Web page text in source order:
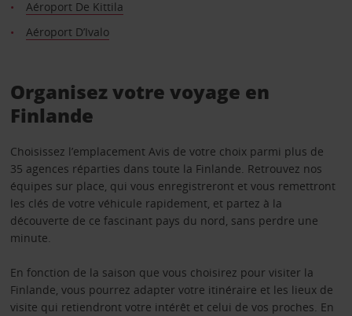
Aéroport De Kittila
Aéroport D’Ivalo
Organisez votre voyage en
Finlande
Choisissez l’emplacement Avis de votre choix parmi plus de
35 agences réparties dans toute la Finlande. Retrouvez nos
équipes sur place, qui vous enregistreront et vous remettront
les clés de votre véhicule rapidement, et partez à la
découverte de ce fascinant pays du nord, sans perdre une
minute.
En fonction de la saison que vous choisirez pour visiter la
Finlande, vous pourrez adapter votre itinéraire et les lieux de
visite qui retiendront votre intérêt et celui de vos proches. En